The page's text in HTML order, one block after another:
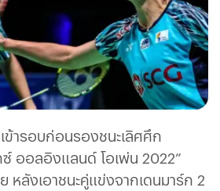
ข้ารอบก่อนรองชนะเลิศศึก
ซ์ ออลอิงแลนด์ โอเพ่น 2022”
หลังเอาชนะคู่แข่งจากเดนมาร์ก 2